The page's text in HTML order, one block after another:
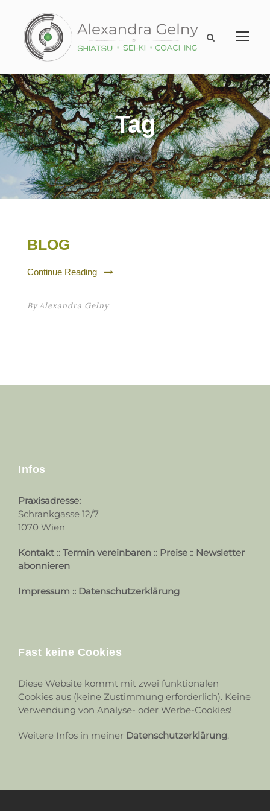
Tag
Blog
BLOG
Continue Reading
ByAlexandra Gelny
Infos
Praxisadresse:
Schrankgasse 12/7
1070 Wien
Kontakt :: Termin vereinbaren :: Preise :: Newsletter
abonnieren
Impressum :: Datenschutzerklärung
Fast keine Cookies
Diese Website kommt mit zwei funktionalen
Cookies aus (keine Zustimmung erforderlich). Keine
Verwendung von Analyse- oder Werbe-Cookies!
Weitere Infos in meiner Datenschutzerklärung.